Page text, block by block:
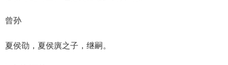
曾孙
夏侯劭，夏侯廙之子，继嗣。